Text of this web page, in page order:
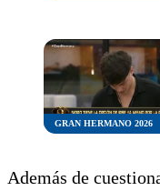
GRAN HERMANO 2026
Además de